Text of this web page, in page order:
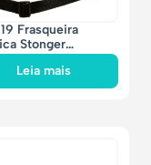
Frasqueira
Stonger
– 5 litros
Leia mais